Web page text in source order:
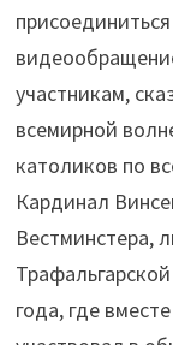
участникам,
всемирной
католиков по
Кардинал
Вестминстера,
года, где